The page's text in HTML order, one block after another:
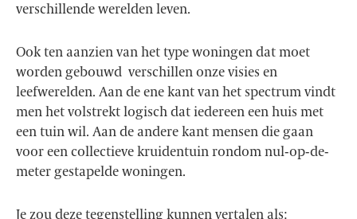
verschillende werelden leven.
Ook ten aanzien van het type woningen dat moet
worden gebouwd verschillen onze visies en
leefwerelden. Aan de ene kant van het spectrum vindt
men het volstrekt logisch dat iedereen een huis met
een tuin wil. Aan de andere kant mensen die gaan
voor een collectieve kruidentuin rondom nul-op-de-
meter gestapelde woningen.
Je zou deze tegenstelling kunnen vertalen als: